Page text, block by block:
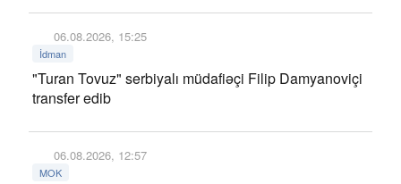
06.08.2026, 15:25
İdman
"Turan Tovuz" serbiyalı müdafiəçi Filip Damyanoviçi
transfer edib
06.08.2026, 12:57
MOK